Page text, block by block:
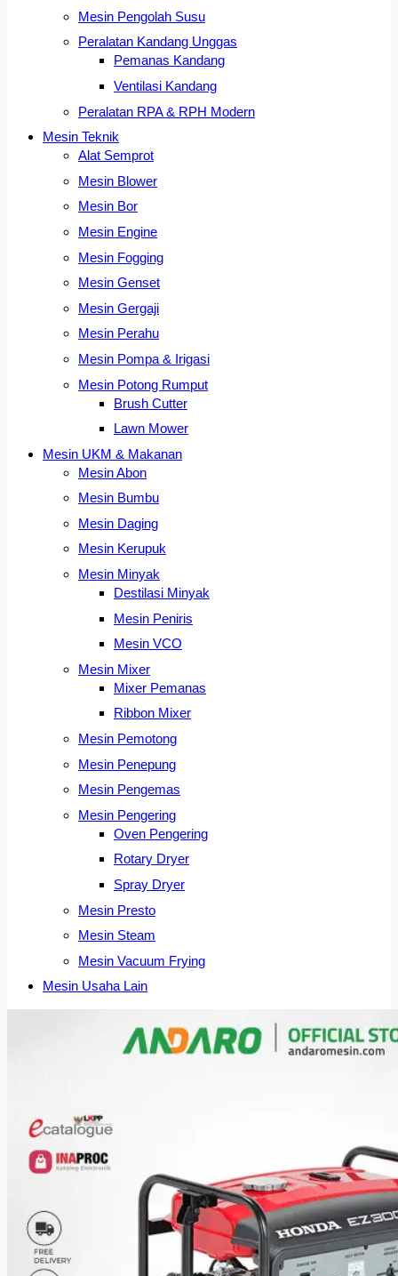
Mesin Pengolah Susu
Peralatan Kandang Unggas
Pemanas Kandang
Ventilasi Kandang
Peralatan RPA & RPH Modern
Mesin Teknik
Alat Semprot
Mesin Blower
Mesin Bor
Mesin Engine
Mesin Fogging
Mesin Genset
Mesin Gergaji
Mesin Perahu
Mesin Pompa & Irigasi
Mesin Potong Rumput
Brush Cutter
Lawn Mower
Mesin UKM & Makanan
Mesin Abon
Mesin Bumbu
Mesin Daging
Mesin Kerupuk
Mesin Minyak
Destilasi Minyak
Mesin Peniris
Mesin VCO
Mesin Mixer
Mixer Pemanas
Ribbon Mixer
Mesin Pemotong
Mesin Penepung
Mesin Pengemas
Mesin Pengering
Oven Pengering
Rotary Dryer
Spray Dryer
Mesin Presto
Mesin Steam
Mesin Vacuum Frying
Mesin Usaha Lain